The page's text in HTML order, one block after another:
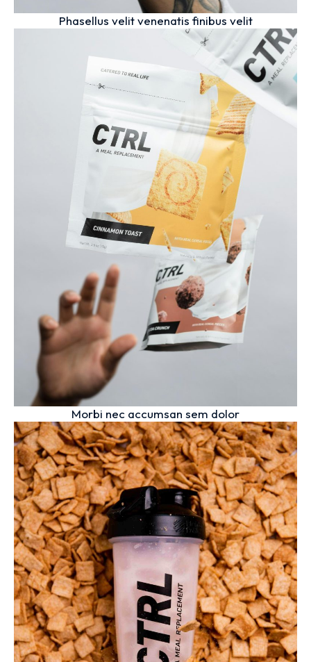
Phasellus velit venenatis finibus velit
Morbi nec accumsan sem dolor